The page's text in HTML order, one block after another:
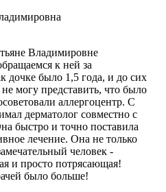
Владимировне
к ней за
дочке было 1,5 года, и до сих
могу представить, что было
аллергоцентр. С
дерматолог совместно с
быстро и точно поставила
лечение. Она не только
человек -
и просто потрясающая!
было больше!